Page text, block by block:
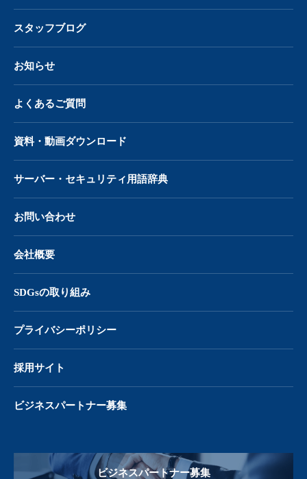
スタッフブログ
お知らせ
よくあるご質問
資料・動画ダウンロード
サーバー・ セキュリティ用語辞典
お問い合わせ
会社概要
SDGsの取り組み
プライバシーポリシー
採用サイト
ビジネスパートナー募集
ビジネスパートナー募集